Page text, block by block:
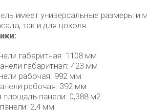
имеет универсальные размеры и
так и для цоколя.
габаритная: 1108 мм
габаритная: 423 мм
рабочая: 992 мм
рабочая: 392 мм
площадь панели: 0,388 м2
2,4 мм